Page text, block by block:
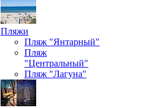
Пляжи
Пляж "Янтарный"
Пляж
"Центральный"
Пляж "Лагуна"